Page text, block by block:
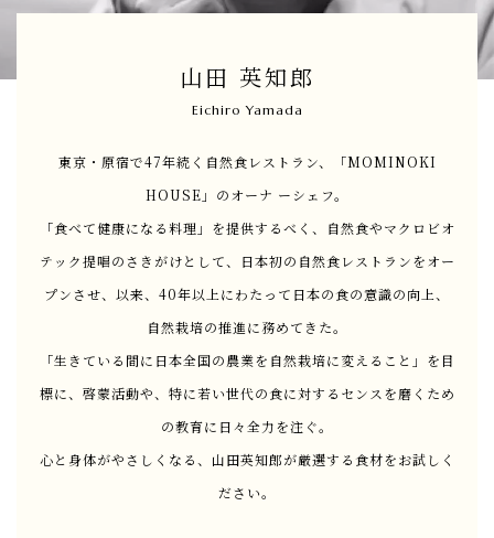
山田 英知郎
Eichiro Yamada
東京・原宿で47年続く自然食レストラン、「MOMINOKI
HOUSE」のオーナ ーシェフ。
「食べて健康になる料理」を提供するべく、自然食やマクロビオ
テック提唱のさきがけとして、日本初の自然食レストランをオー
プンさせ、以来、40年以上にわたって日本の食の意識の向上、
自然栽培の推進に務めてきた。
「生きている間に日本全国の農業を自然栽培に変えること」を目
標に、啓蒙活動や、特に若い世代の食に対するセンスを磨くため
の教育に日々全力を注ぐ。
心と身体がやさしくなる、山田英知郎が厳選する食材をお試しく
ださい。